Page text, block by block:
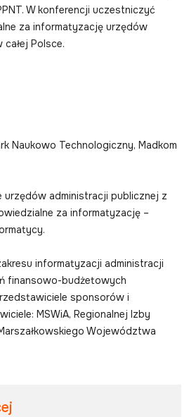
W konferencji uczestniczyć
za informatyzację urzędów
Polsce.
Naukowo Technologiczny, Madkom
urzędów administracji publicznej z
za informatyzację –
informatyzacji administracji
finansowo-budżetowych
sponsorów i
MSWiA, Regionalnej Izby
Województwa